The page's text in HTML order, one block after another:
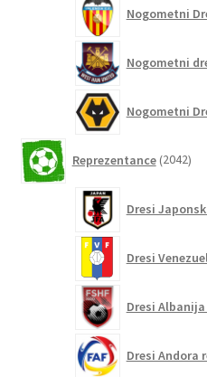
Nogometni
Nogometni
Nogometni
Reprezentance 2042
Dresi
Dresi
Dresi
Dresi Andora